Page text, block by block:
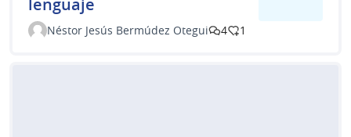
lenguaje
Néstor Jesús Bermúdez Otegui 4 1